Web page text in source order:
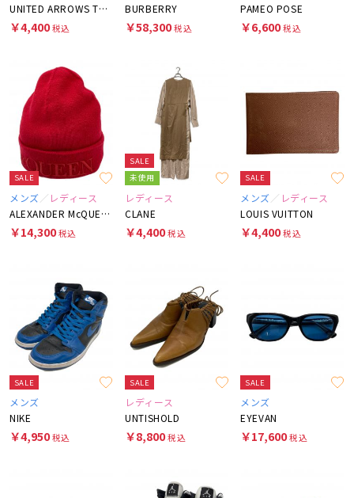
UNITED ARROWS TOKYO
￥4,400税込
BURBERRY
￥58,300税込
PAMEO POSE
￥6,600税込
SALE
メンズ
レディース
ALEXANDER McQUEEN
￥14,300税込
SALE
未使用
レディース
CLANE
￥4,400税込
SALE
メンズ
レディース
LOUIS VUITTON
￥4,400税込
SALE
メンズ
NIKE
￥4,950税込
SALE
レディース
UNTISHOLD
￥8,800税込
SALE
メンズ
EYEVAN
￥17,600税込